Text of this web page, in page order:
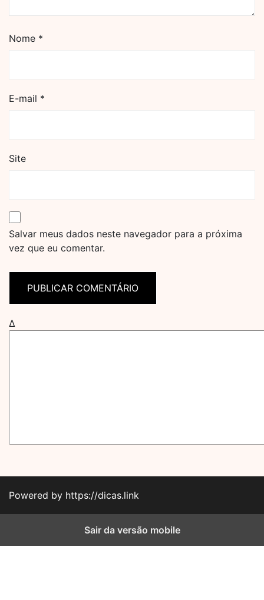
Nome *
E-mail *
Site
Salvar meus dados neste navegador para a próxima
vez que eu comentar.
Δ
Powered by https://dicas.link
Sair da versão mobile